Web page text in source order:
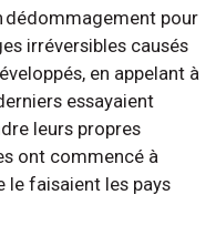
dédommagement pour
irréversibles causés
en appelant à
essayaient
leurs propres
ont commencé à
le faisaient les pays